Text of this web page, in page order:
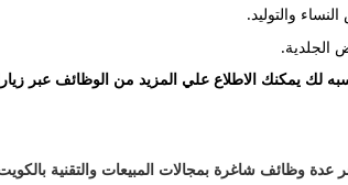
والتوليد.
الجلدية.
لك يمكنك الاطلاع علي المزيد من الوظائف عبر
وظائف شاغرة بمجالات المبيعات والتقنية